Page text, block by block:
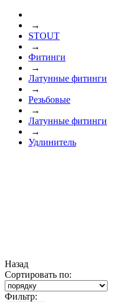
→
STOUT
→
Фитинги
→
Латунные фитинги
→
Резьбовые
→
Латунные фитинги
→
Удлинитель
Назад
Сортировать по:
Фильтр: